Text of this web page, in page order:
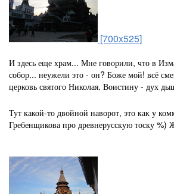
[700x525]
И здесь еще храм... Мне говорили, что в
собор... неужели это - он? Боже мой! всё
церковь святого Николая. Воистину - дух
Тут какой-то двойной наворот, это как у
Гребенщикова про древнерусскую тоску %)